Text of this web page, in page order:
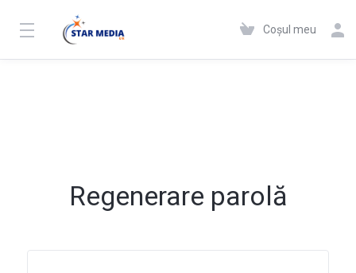
Coșul meu
Regenerare parolă